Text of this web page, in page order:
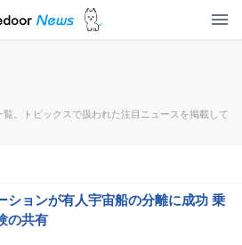
覧。トピックスで扱われた注目ニュースを掲載して
ションが有人宇宙船の分離に成功 乗
の共有